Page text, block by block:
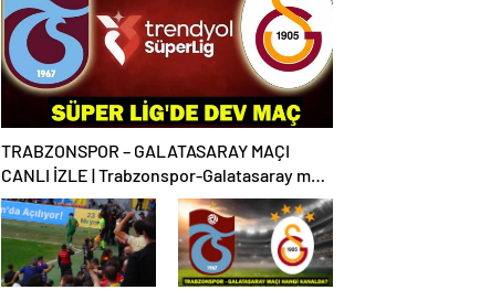
Sports 1 Canlı İzle |
Lider, Trabzon
deplasmanında
TRABZONSPOR – GALATASARAY MAÇI
CANLI İZLE | Trabzonspor-Galatasaray maçı
canlı izleme bilgileri! Süper Lig’de dev maç!